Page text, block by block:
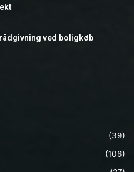
ved boligkøb
(39)
(106)